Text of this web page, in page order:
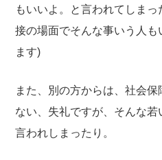
もいいよ。と言われてしまっ
接の場面でそんな事いう人
ます)
また、別の方からは、社会
ない、失礼ですが、そんな
言われしまったり。